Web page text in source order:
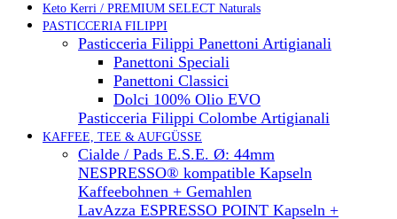
Keto Kerri / PREMIUM SELECT Naturals
PASTICCERIA FILIPPI
Pasticceria Filippi Panettoni Artigianali
Panettoni Speciali
Panettoni Classici
Dolci 100% Olio EVO
Pasticceria Filippi Colombe Artigianali
KAFFEE, TEE & AUFGÜSSE
Cialde / Pads E.S.E. Ø: 44mm
NESPRESSO® kompatible Kapseln
Kaffeebohnen + Gemahlen
LavAzza ESPRESSO POINT Kapseln +